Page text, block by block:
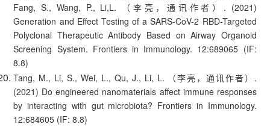
Fang, S., Wang, P., Li,L. （李亮，通讯作者）. (2021)
Generation and Effect Testing of a SARS-CoV-2 RBD-Targeted
Polyclonal Therapeutic Antibody Based on Airway Organoid
Screening System. Frontiers in Immunology. 12:689065 (IF:
8.8)
Tang, M., Li, S., Wei, L., Qu, J., Li, L. （李亮，通讯作者）.
(2021) Do engineered nanomaterials affect immune responses
by interacting with gut microbiota? Frontiers in Immunology.
12:684605 (IF: 8.8)